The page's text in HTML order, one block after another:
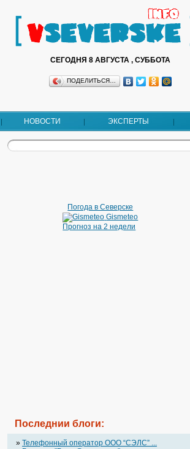
СЕГОДНЯ 8 АВГУСТА , СУББОТА
ПОДЕЛИТЬСЯ…
НОВОСТИ ЭКСПЕРТЫ
Погода в Северске
Gismeteo
Прогноз на 2 недели
Последнии блоги:
» Телефонный оператор OOO “СЭЛС” ...